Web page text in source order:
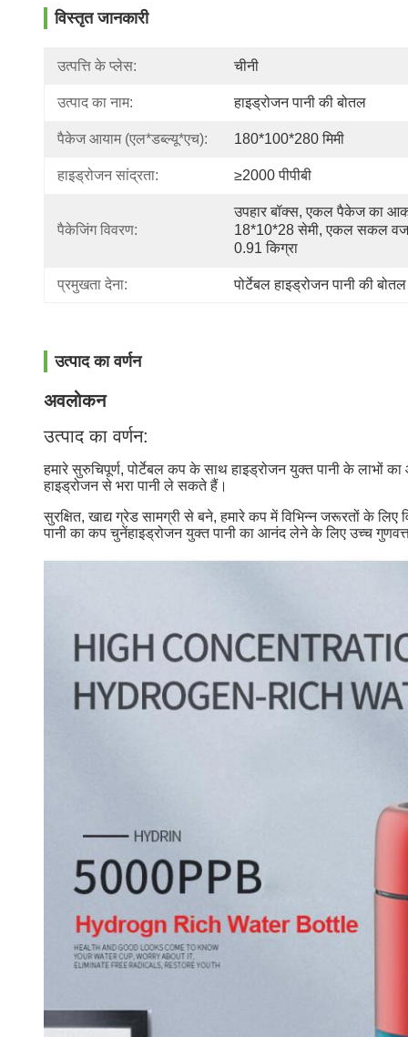
विस्तृत जानकारी
उत्पत्ति के प्लेस: चीनी
उत्पाद का नाम: हाइड्रोजन पानी की बोतल
पैकेज आयाम (एल*डब्ल्यू*एच): 180*100*280 मिमी
हाइड्रोजन सांद्रता: ≥2000 पीपीबी
पैकेजिंग विवरण:
उपहार बॉक्स, एकल पैकेज का
18*10*28 सेमी, एकल सकल
0.91 किग्रा
प्रमुखता देना: पोर्टेबल हाइड्रोजन पानी की
उत्पाद का वर्णन
अवलोकन
उत्पाद का वर्णन:
हमारे सुरुचिपूर्ण, पोर्टेबल कप के साथ हाइड्रोजन युक्त पानी के लाभों
हाइड्रोजन से भरा पानी ले सकते हैं।
सुरक्षित, खाद्य ग्रेड सामग्री से बने, हमारे कप में विभिन्न जरूरतों के
पानी का कप चुनेंहाइड्रोजन युक्त पानी का आनंद लेने के लिए उच्च